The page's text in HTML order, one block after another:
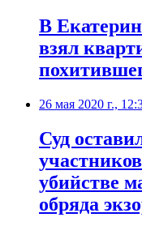
В
взял
26 мая 2020 г.,
Суд
убийстве
обряда